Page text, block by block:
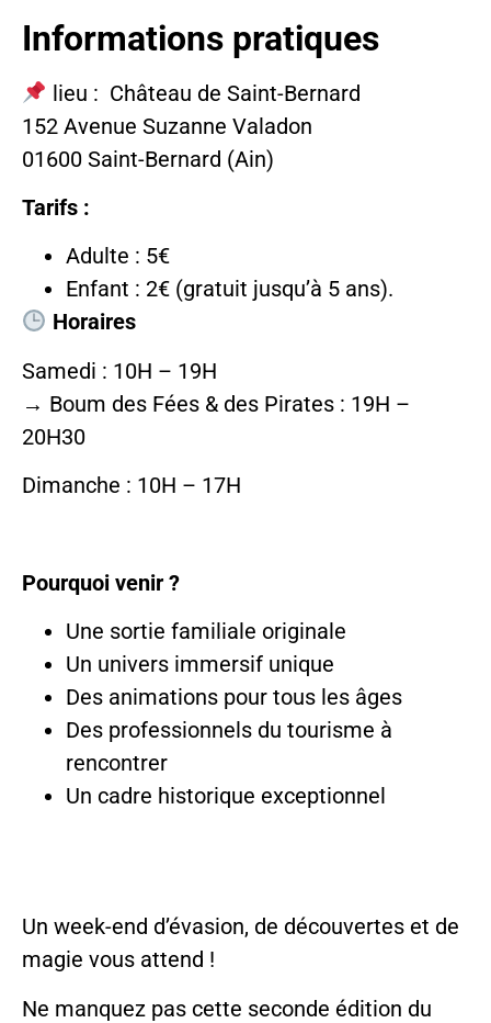
Informations pratiques
lieu : Château de Saint-Bernard
152 Avenue Suzanne Valadon
01600 Saint-Bernard (Ain)
Tarifs :
Adulte : 5€
Enfant : 2€ (gratuit jusqu’à 5 ans).
Horaires
Samedi : 10H – 19H
→ Boum des Fées & des Pirates : 19H –
20H30
Dimanche : 10H – 17H
Pourquoi venir ?
Une sortie familiale originale
Un univers immersif unique
Des animations pour tous les âges
Des professionnels du tourisme à
rencontrer
Un cadre historique exceptionnel
Un week-end d’évasion, de découvertes et de
magie vous attend !
Ne manquez pas cette seconde édition du